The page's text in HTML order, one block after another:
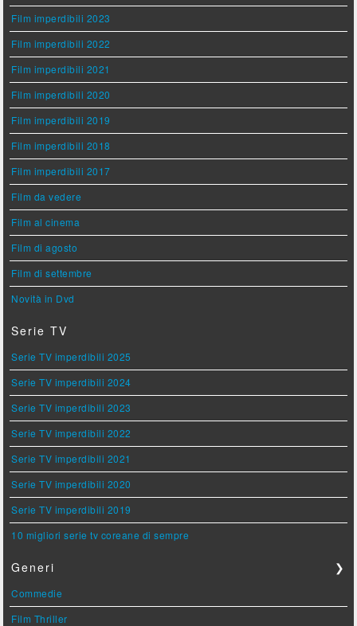
Film imperdibili 2023
Film imperdibili 2022
Film imperdibili 2021
Film imperdibili 2020
Film imperdibili 2019
Film imperdibili 2018
Film imperdibili 2017
Film da vedere
Film al cinema
Film di agosto
Film di settembre
Novità in Dvd
Serie TV
Serie TV imperdibili 2025
Serie TV imperdibili 2024
Serie TV imperdibili 2023
Serie TV imperdibili 2022
Serie TV imperdibili 2021
Serie TV imperdibili 2020
Serie TV imperdibili 2019
10 migliori serie tv coreane di sempre
Generi ❯
Commedie
Film Thriller